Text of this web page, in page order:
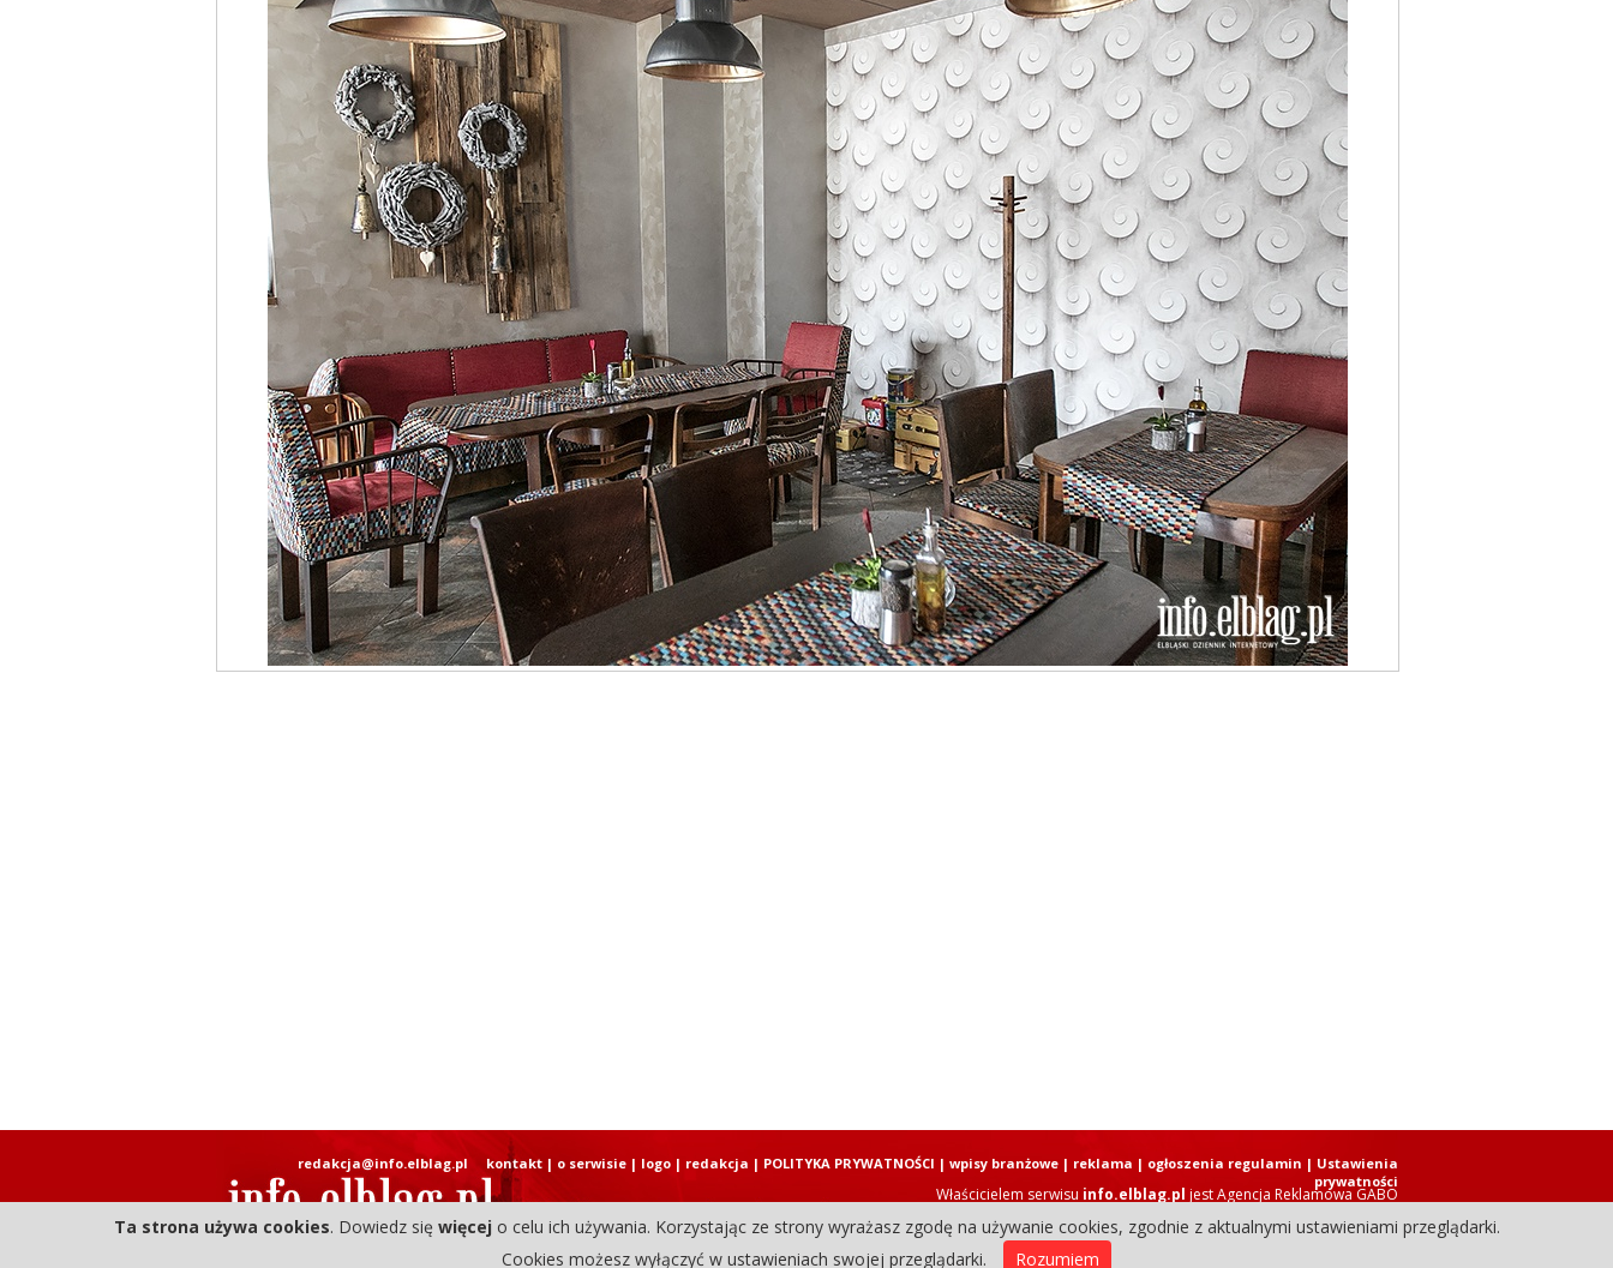
Właścicielem serwisu info.elblag.pl jestAgencja Reklamowa GABO
Copyright © 2004-2026 Elbląski Dziennik Internetowy. Wszystkie prawa zastrzeżone.
redakcja@info.elblag.pl kontakt| o serwisie| logo| redakcja | POLITYKA PRYWATNOŚCI | wpisy branżowe| reklama | ogłoszenia regulamin | Ustawienia
prywatności
Ta strona używa cookies. Dowiedz się więcej o celu ich używania. Korzystając ze strony wyrażasz zgodę na używanie cookies, zgodnie z aktualnymi ustawieniami przeglądarki.
Cookies możesz wyłączyć w ustawieniach swojej przeglądarki.
Rozumiem